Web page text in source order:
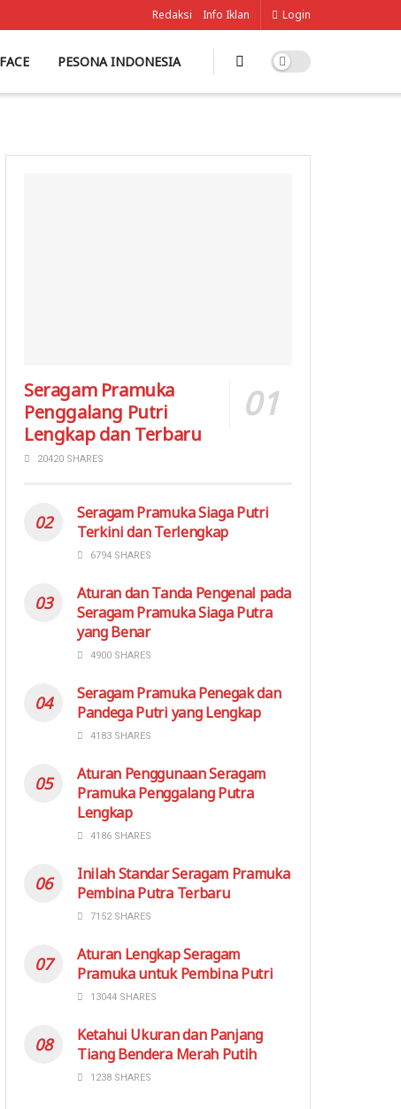
Redaksi Info Iklan Login
PESONA INDONESIA
Seragam Pramuka
Penggalang Putri
Lengkap dan Terbaru
20420 SHARES
Seragam Pramuka Siaga Putri
Terkini dan Terlengkap
6794 SHARES
Aturan dan Tanda Pengenal pada
Seragam Pramuka Siaga Putra
yang Benar
4900 SHARES
Seragam Pramuka Penegak dan
Pandega Putri yang Lengkap
4183 SHARES
Aturan Penggunaan Seragam
Pramuka Penggalang Putra
Lengkap
4186 SHARES
Inilah Standar Seragam Pramuka
Pembina Putra Terbaru
7152 SHARES
Aturan Lengkap Seragam
Pramuka untuk Pembina Putri
13044 SHARES
Ketahui Ukuran dan Panjang
Tiang Bendera Merah Putih
1238 SHARES